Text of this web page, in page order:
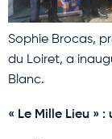
Sophie Brocas,
du Loiret, a
Blanc.
« Le Mille Lieu »